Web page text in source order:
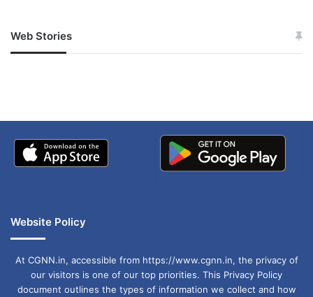
सीट से बीजेपी ने विनेश की बहन बबीता फोगाट को चुनावी
मैदान में उतारा है. खबरों के मुताबिक, बजरंग पूनिया बादली
कर रही है
Web Stories
जम्मू-कश्मीर में बारिश से
अपडेट
खाई में धक्का… आरोपियों ने
Website Policy
At CGNN.in, accessible from https://www.cgnn.in, the privacy of
our visitors is one of our top priorities. This Privacy Policy
document outlines the types of information we collect and how